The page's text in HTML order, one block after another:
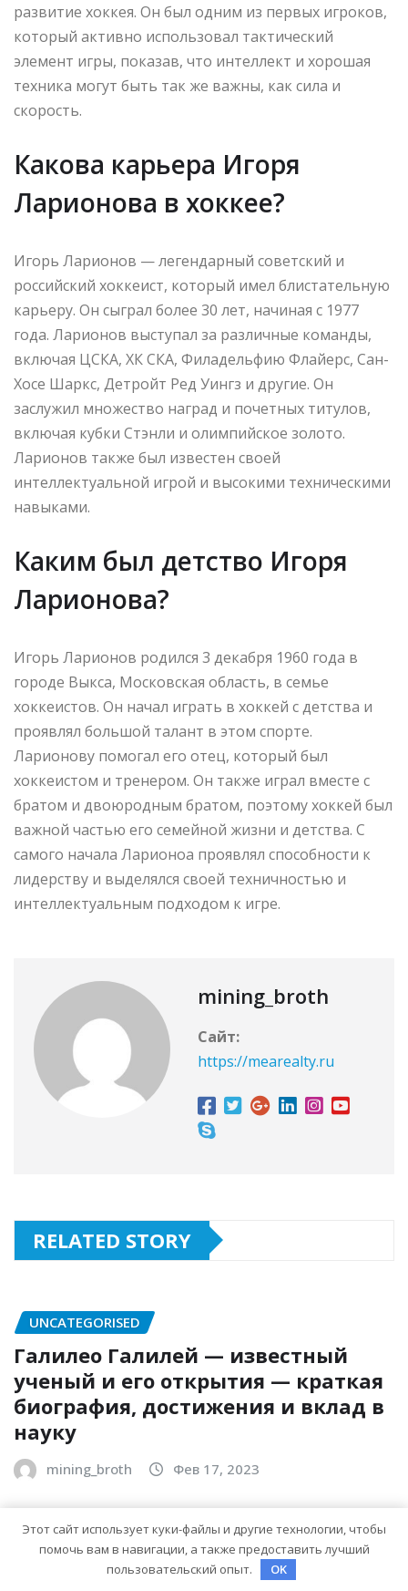
развитие хоккея. Он был одним из первых игроков,
который активно использовал тактический
элемент игры, показав, что интеллект и хорошая
техника могут быть так же важны, как сила и
скорость.
Какова карьера Игоря
Ларионова в хоккее?
Игорь Ларионов — легендарный советский и
российский хоккеист, который имел блистательную
карьеру. Он сыграл более 30 лет, начиная с 1977
года. Ларионов выступал за различные команды,
включая ЦСКА, ХК СКА, Филадельфию Флайерс, Сан-
Хосе Шаркс, Детройт Ред Уингз и другие. Он
заслужил множество наград и почетных титулов,
включая кубки Стэнли и олимпийское золото.
Ларионов также был известен своей
интеллектуальной игрой и высокими техническими
навыками.
Каким был детство Игоря
Ларионова?
Игорь Ларионов родился 3 декабря 1960 года в
городе Выкса, Московская область, в семье
хоккеистов. Он начал играть в хоккей с детства и
проявлял большой талант в этом спорте.
Ларионову помогал его отец, который был
хоккеистом и тренером. Он также играл вместе с
братом и двоюродным братом, поэтому хоккей был
важной частью его семейной жизни и детства. С
самого начала Ларионоа проявлял способности к
лидерству и выделялся своей техничностью и
интеллектуальным подходом к игре.
mining_broth
Сайт:
https://mearealty.ru
RELATED STORY
UNCATEGORISED
Галилео Галилей — известный
ученый и его открытия — краткая
биография, достижения и вклад в
науку
mining_broth Фев 17, 2023
UNCATEGORISED
Джонни — биография
Этот сайт использует куки-файлы и другие технологии, чтобы
помочь вам в навигации, а также предоставить лучший
пользовательский опыт.
OK